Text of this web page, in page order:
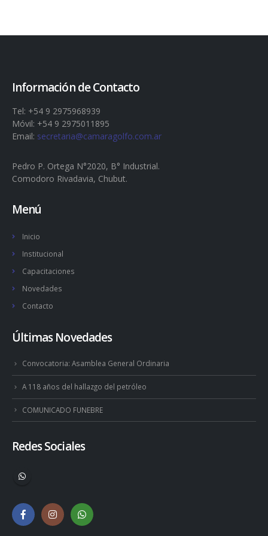
Información de Contacto
Tel: +54 9 2975968939
Móvil: +54 9 2975011895
Email: secretaria@camaragolfo.com.ar
Pedro P. Ortega N°2020, B° Industrial.
Comodoro Rivadavia, Chubut.
Menú
Inicio
Institucional
Capacitaciones
Novedades
Contacto
Últimas Novedades
Convocatoria: Asamblea General Ordinaria
A 118 años del hallazgo del petróleo
COMUNICADO FUNEBRE
Redes Sociales